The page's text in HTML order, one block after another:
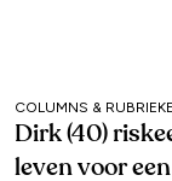
COLUMNS &
Dirk (40)
leven voor een